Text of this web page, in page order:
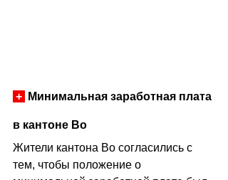
+ Минимальная заработная плата
в кантоне Во
Жители кантона Во согласились с
тем, чтобы положение о